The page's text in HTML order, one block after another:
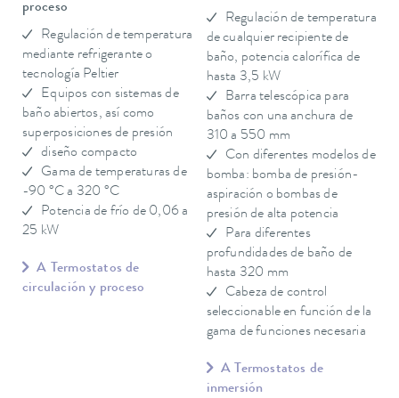
proceso
Regulación de temperatura
mediante refrigerante o
tecnología Peltier
Equipos con sistemas de
baño abiertos, así como
superposiciones de presión
diseño compacto
Gama de temperaturas de
-90 °C a 320 °C
Potencia de frío de 0,06 a
25 kW
A Termostatos de
circulación y proceso
Regulación de temperatura
de cualquier recipiente de
baño, potencia calorífica de
hasta 3,5 kW
Barra telescópica para
baños con una anchura de
310 a 550 mm
Con diferentes modelos de
bomba: bomba de presión-
aspiración o bombas de
presión de alta potencia
Para diferentes
profundidades de baño de
hasta 320 mm
Cabeza de control
seleccionable en función de la
gama de funciones necesaria
A Termostatos de
inmersión